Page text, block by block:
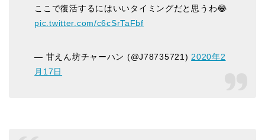
ここで復活するにはいいタイミングだと思うわ😂
pic.twitter.com/c6cSrTaFbf
— 甘えん坊チャーハン (@J78735721)2020年2
月17日